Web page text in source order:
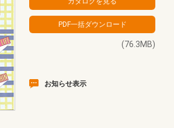
(76.3MB)
お知らせ表示